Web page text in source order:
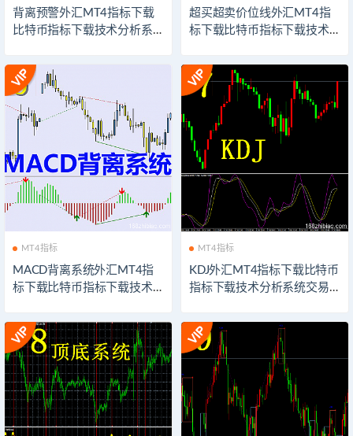
背离预警外汇MT4指标下载
比特币指标下载技术分析系
指示器下载
超买超卖价位线外汇MT4指
标下载比特币指标下载技术
坊外汇指示器下载
MT4指标
MACD背离系统外汇MT4指
标下载比特币指标下载技术
坊外汇指示器下载
MT4指标
KDJ外汇MT4指标下载比特币
指标下载技术分析系统交易
下载